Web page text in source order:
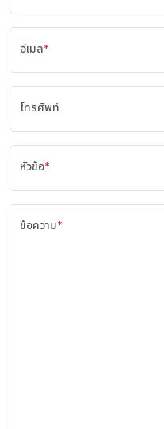
อีเมล*
โทรศัพท์
หัวข้อ*
ข้อความ*